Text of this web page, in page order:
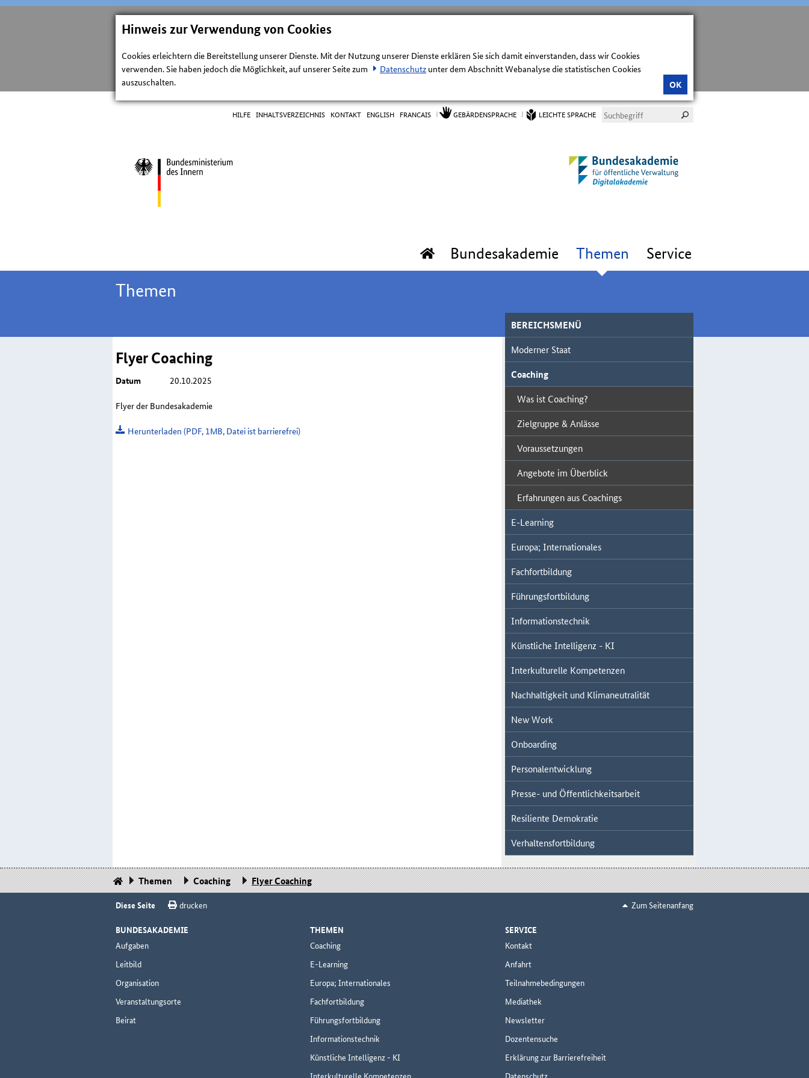
Hinweis zur Verwendung von Cookies
Cookies erleichtern die Bereitstellung unserer Dienste. Mit der Nutzung unserer Dienste erklären Sie sich damit einverstanden, dass wir Cookies
verwenden. Sie haben jedoch die Möglichkeit, auf unserer Seite zum
Datenschutz unter dem Abschnitt Webanalyse die statistischen Cookies
auszuschalten.
OK
HILFE INHALTSVERZEICHNIS KONTAKT ENGLISH FRANCAIS GEBÄRDENSPRACHE LEICHTE SPRACHE
Bundesakademie Themen Service
Themen
FlyerCoaching
Datum 20.10.2025
Flyer der Bundesakademie
Herunterladen (PDF, 1MB, Datei ist barrierefrei)
BEREICHSMENÜ
Moderner Staat
Coaching
Was ist Coaching?
Zielgruppe & Anlässe
Voraussetzungen
Angebote im Überblick
Erfahrungen aus Coachings
E-Learning
Europa; Internationales
Fachfortbildung
Führungsfortbildung
Informationstechnik
Künstliche Intelligenz - KI
Interkulturelle Kompetenzen
Nachhaltigkeit und Klimaneutralität
New Work
Onboarding
Personalentwicklung
Presse- und Öffentlichkeitsarbeit
Resiliente Demokratie
Verhaltensfortbildung
Themen Coaching Flyer Coaching
Diese Seite drucken Zum Seitenanfang
BUNDESAKADEMIE
Aufgaben
Leitbild
Organisation
Veranstaltungsorte
Beirat
THEMEN
Coaching
E-Learning
Europa; Internationales
Fachfortbildung
Führungsfortbildung
Informationstechnik
Künstliche Intelligenz - KI
SERVICE
Kontakt
Anfahrt
Teilnahmebedingungen
Mediathek
Newsletter
Dozentensuche
Erklärung zur Barrierefreiheit